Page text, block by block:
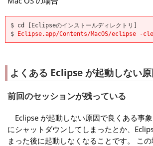
$ cd [Eclipseのインストールディレクトリ]
$ Eclipse.app/Contents/MacOS/eclipse -
よくある Eclipse が起動しない
前回のセッションが残っている
Eclipse が起動しない原因で良くある事
にシャットダウンしてしまったとか、
まった後に起動しなくなることです。 こ